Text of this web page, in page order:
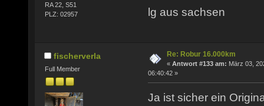
RA 22, S51
PLZ: 02957
lg aus sachsen
fischerverla
Full Member
Re: Robur 16.000km
« Antwort #133 am: März 03,
06:40:42 »
Ja ist sicher ein